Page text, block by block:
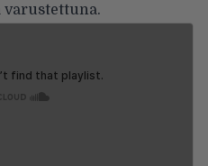
varustettuna.